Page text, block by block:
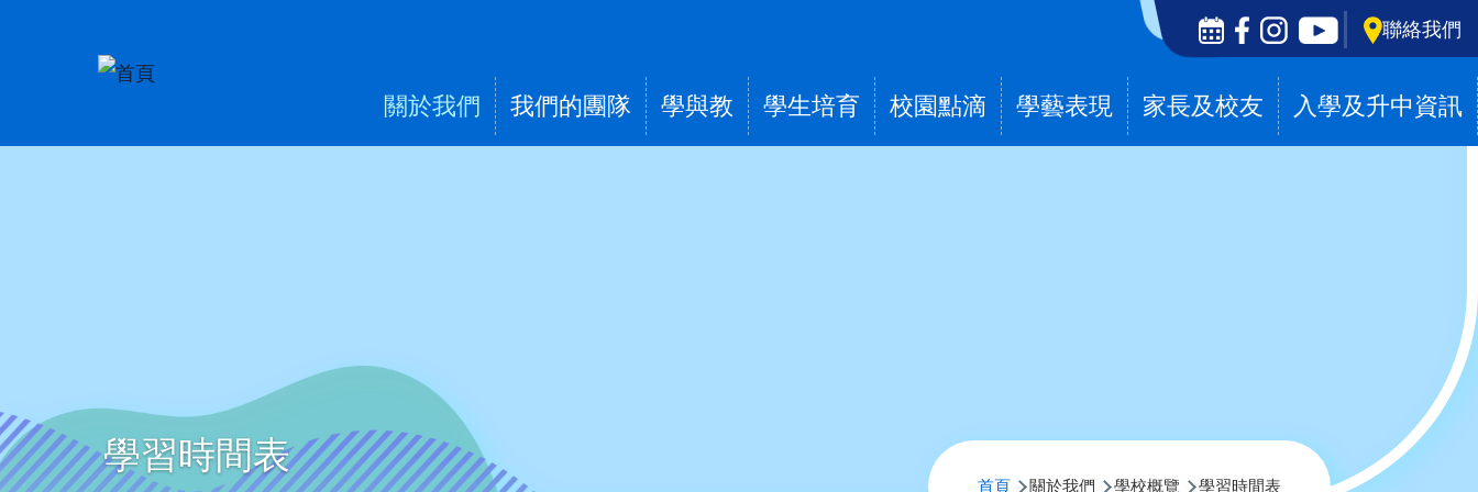
Social
Media
Top
聯絡我們
Main
navigation
關於我們 我們的團隊 學與教 學生培育 校園點滴 學藝表現 家長及校友 入學及升中資訊
學習時間表
首頁 關於我們 學校概覽 學習時間表